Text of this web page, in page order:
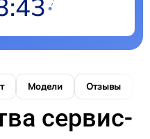
Модели Отзывы
сервис-